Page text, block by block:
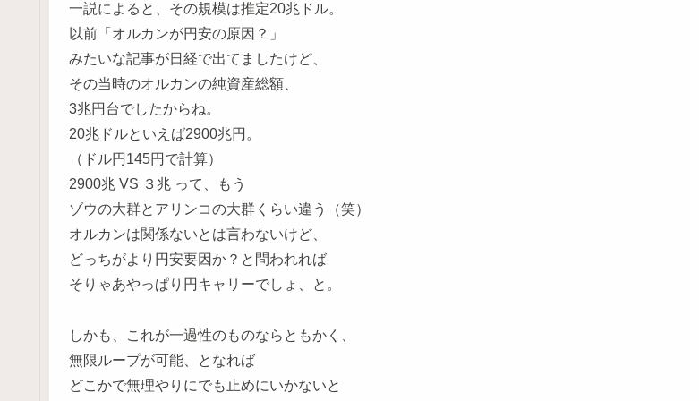
一説によると、その規模は推定20兆ドル。
以前「オルカンが円安の原因？」
みたいな記事が日経で出てましたけど、
その当時のオルカンの純資産総額、
3兆円台でしたからね。
20兆ドルといえば2900兆円。
（ドル円145円で計算）
2900兆 VS ３兆 って、もう
ゾウの大群とアリンコの大群くらい違う（笑）
オルカンは関係ないとは言わないけど、
どっちがより円安要因か？と問われれば
そりゃあやっぱり円キャリーでしょ、と。
しかも、これが一過性のものならともかく、
無限ループが可能、となれば
どこかで無理やりにでも止めにいかないと